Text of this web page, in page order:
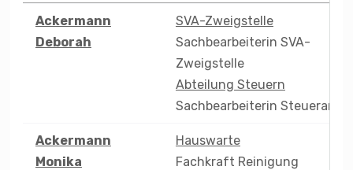
Liste aller Mitarbeitenden
Ackermann
Deborah
SVA-Zweigstelle
Sachbearbeiterin SVA-
Zweigstelle
Abteilung Steuern
Sachbearbeiterin Steueramt
Ackermann
Monika
Hauswarte
Fachkraft Reinigung